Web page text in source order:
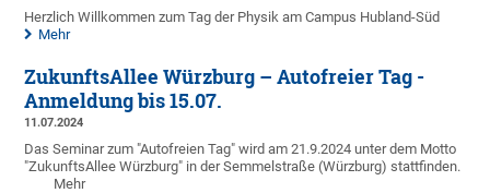
Herzlich Willkommen zum Tag der Physik am Campus Hubland-Süd
Mehr
ZukunftsAllee Würzburg – Autofreier Tag -
Anmeldung bis 15.07.
11.07.2024
Das Seminar zum "Autofreien Tag" wird am 21.9.2024 unter dem Motto
"ZukunftsAllee Würzburg" in der Semmelstraße (Würzburg) stattfinden.
Mehr